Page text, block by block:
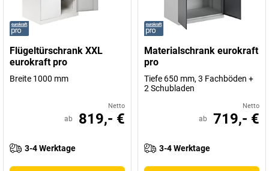
Flügeltürschrank XXL
eurokraft pro
Breite 1000 mm
Netto
ab 819,- €
3-4 Werktage
Materialschrank eurokraft
pro
Tiefe 650 mm, 3 Fachböden +
2 Schubladen
Netto
ab 719,- €
3-4 Werktage